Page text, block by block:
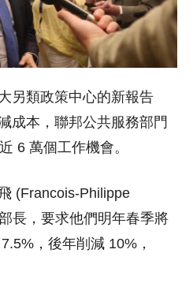
另類政策中心的新報告
成本，聯邦公共服務部門
6 萬個工作機會。
(Francois-Philippe
長，要求他們明年春季將
，後年削減 10%，